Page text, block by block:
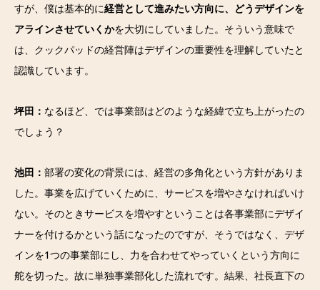
すが、僕は基本的に経営として進みたい方向に、どうデザインを
アラインさせていくかを大切にしていました。そういう意味で
は、クックパッドの経営陣はデザインの重要性を理解していたと
認識しています。
坪田： なるほど、では事業部はどのような経緯で立ち上がったの
でしょう？
池田： 部署の変化の背景には、経営の多角化という方針がありま
した。事業を広げていくために、サービスを増やさなければいけ
ない。そのときサービスを増やすということは各事業部にデザイ
ナーを付けるかという話になったのですが、そうではなく、デザ
インを1つの事業部にし、力を合わせてやっていくという方向に
舵を切った。故に単独事業部化した流れです。結果、社長直下の